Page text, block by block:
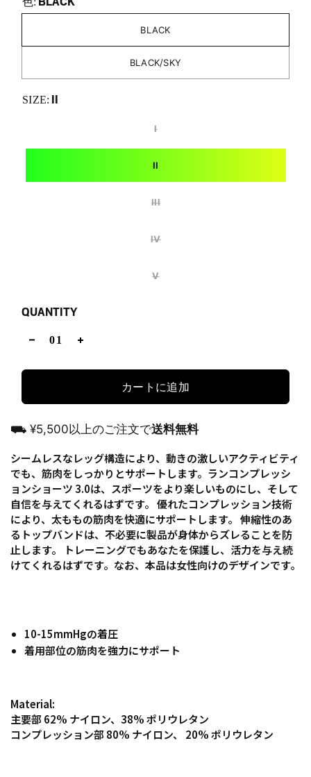
BLACK
BLACK/SKY
SIZE: II
I
II
III
IV
V
QUANTITY
カートに追加
⛟ ¥5,500以上のご注文で送料無料
シームレスなレッグ構造により、動きの激しいアクティビティ
でも、筋肉をしっかりとサポートします。ランコンプレッシ
ョンショーツ 3.0は、スポーツをより楽しいものにし、そして
自信を与えてくれるはずです。 優れたコンプレッション技術
により、太ももの筋肉を快適にサポートします。 伸縮性のあ
るトップバンドは、不必要に製品が身体からズレることを防
止します。 トレーニングでもあなたを保護し、活力を与え続
けてくれるはずです。なお、本品は女性向けのデザインです。
10-15mmHgの着圧
着用部位の筋肉を強力にサポート
Material:
主要部 62% ナイロン、38% ポリウレタン
コンプレッション部 80% ナイロン、 20% ポリウレタン